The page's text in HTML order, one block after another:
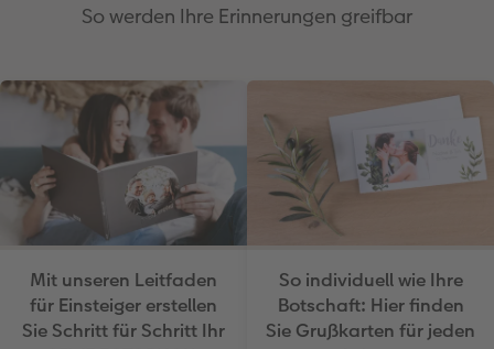
So werden Ihre Erinnerungen greifbar
Mit unseren Leitfaden
für Einsteiger erstellen
Sie Schritt für Schritt Ihr
So individuell wie Ihre
Botschaft: Hier finden
Sie Grußkarten für jeden